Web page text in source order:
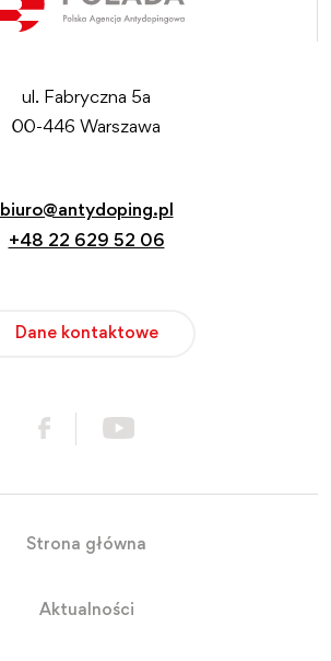
ul. Fabryczna 5a
00-446 Warszawa
biuro@antydoping.pl
+48 22 629 52 06
Dane kontaktowe
Strona główna
Aktualności